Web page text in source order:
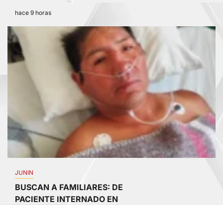
hace 9 horas
4
JUNIN
BUSCAN A FAMILIARES: DE
PACIENTE INTERNADO EN